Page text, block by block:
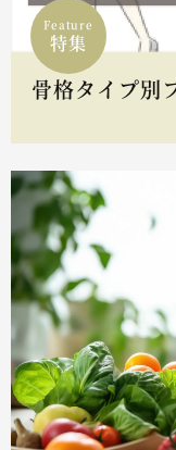
Feature
特集
骨格タイプ別